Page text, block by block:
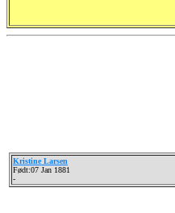
Kristine Larsen
Født:07 Jan 1881
-